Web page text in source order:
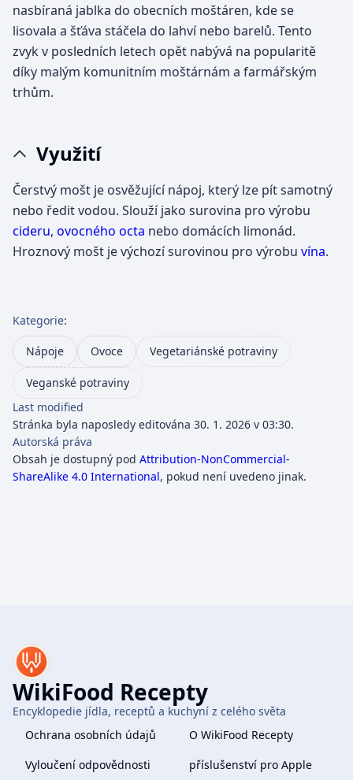
nasbíraná jablka do obecních moštáren, kde se
lisovala a šťáva stáčela do lahví nebo barelů. Tento
zvyk v posledních letech opět nabývá na popularitě
díky malým komunitním moštárnám a farmářským
trhům.
Využití
Čerstvý mošt je osvěžující nápoj, který lze pít samotný
nebo ředit vodou. Slouží jako surovina pro výrobu
cideru, ovocného octa nebo domácích limonád.
Hroznový mošt je výchozí surovinou pro výrobu vína.
Kategorie:
Nápoje Ovoce Vegetariánské potraviny
Veganské potraviny
Last modified
Stránka byla naposledy editována 30. 1. 2026 v 03:30.
Autorská práva
Obsah je dostupný pod Attribution-NonCommercial-
ShareAlike 4.0 International, pokud není uvedeno jinak.
WikiFood Recepty
Encyklopedie jídla, receptů a kuchyní z celého světa
Ochrana osobních údajů
O WikiFood Recepty
Vyloučení odpovědnosti
příslušenství pro Apple